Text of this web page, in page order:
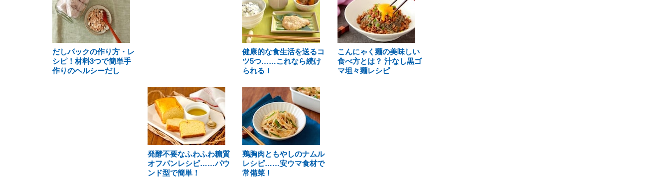
だしパックの作り方・レ
シピ！材料3つで簡単手
作りのヘルシーだし
健康的な食生活を送るコ
ツ5つ……これなら続け
られる！
こんにゃく麺の美味しい
食べ方とは？ 汁なし黒ゴ
マ坦々麺レシピ
発酵不要なふわふわ糖質
オフパンレシピ……パウ
ンド型で簡単！
鶏胸肉ともやしのナムル
レシピ……安ウマ食材で
常備菜！